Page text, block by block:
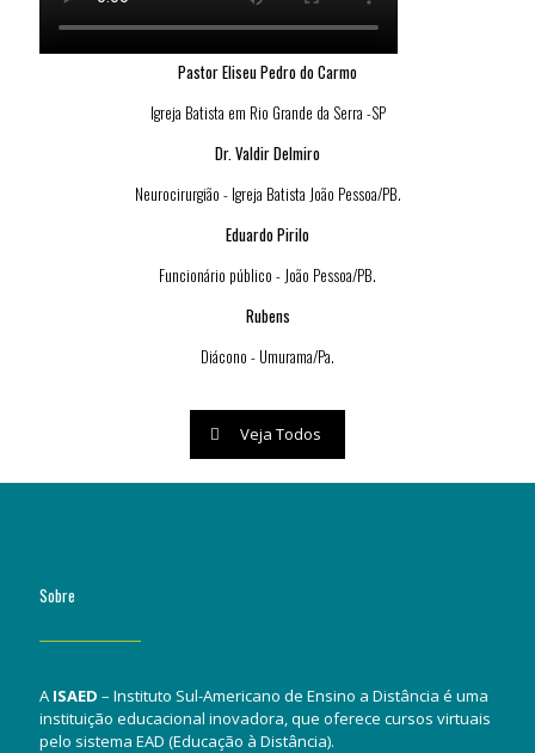
Pastor Eliseu Pedro do Carmo
Igreja Batista em Rio Grande da Serra -SP
Dr. Valdir Delmiro
Neurocirurgião - Igreja Batista João Pessoa/PB.
Eduardo Pirilo
Funcionário público - João Pessoa/PB.
Rubens
Diácono - Umurama/Pa.
Veja Todos
Sobre
A ISAED – Instituto Sul-Americano de Ensino a Distância é uma
instituição educacional inovadora, que oferece cursos virtuais
pelo sistema EAD (Educação à Distância).